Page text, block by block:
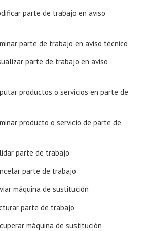
parte de trabajo en aviso
parte de trabajo en aviso técnico
parte de trabajo en aviso
productos o servicios en parte de
producto o servicio de parte de
parte de trabajo
parte de trabajo
máquina de sustitución
parte de trabajo
máquina de sustitución